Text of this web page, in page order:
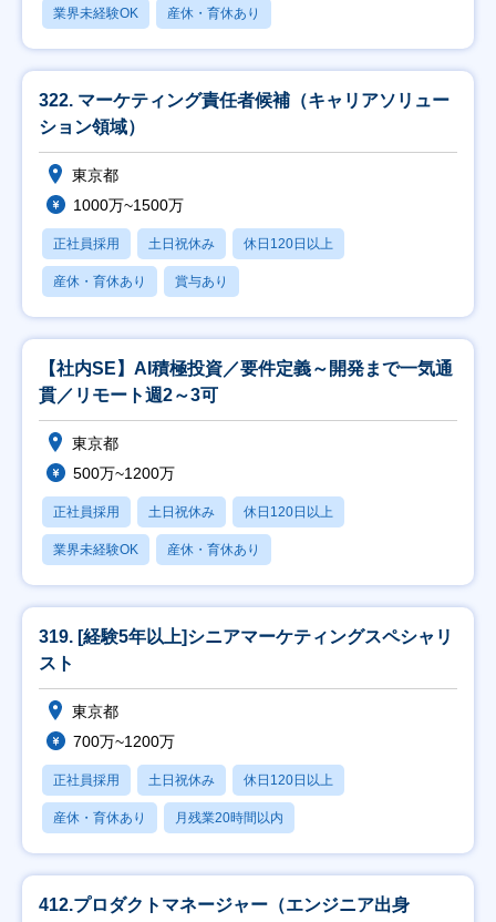
業界未経験OK 産休・育休あり
322. マーケティング責任者候補（キャリアソリュー
ション領域）
東京都
1000万~1500万
正社員採用 土日祝休み 休日120日以上
産休・育休あり 賞与あり
【社内SE】AI積極投資／要件定義～開発まで一気通
貫／リモート週2～3可
東京都
500万~1200万
正社員採用 土日祝休み 休日120日以上
業界未経験OK 産休・育休あり
319. [経験5年以上]シニアマーケティングスペシャリ
スト
東京都
700万~1200万
正社員採用 土日祝休み 休日120日以上
産休・育休あり 月残業20時間以内
412.プロダクトマネージャー（エンジニア出身